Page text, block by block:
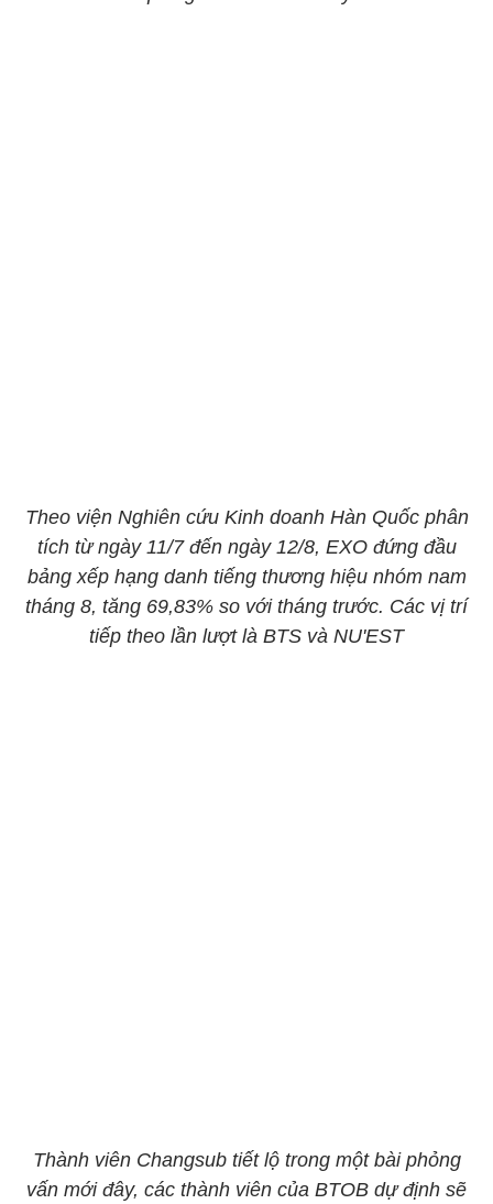
Theo viện Nghiên cứu Kinh doanh Hàn Quốc phân
tích từ ngày 11/7 đến ngày 12/8, EXO đứng đầu
bảng xếp hạng danh tiếng thương hiệu nhóm nam
tháng 8, tăng 69,83% so với tháng trước. Các vị trí
tiếp theo lần lượt là BTS và NU'EST
Thành viên Changsub tiết lộ trong một bài phỏng
vấn mới đây, các thành viên của BTOB dự định sẽ